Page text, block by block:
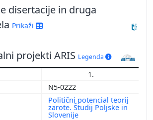
disertacije in druga
Prikaži
projekti ARIS Legenda
1.
N5-0222
Politični potencial teorij
zarote. Študij Poljske in
Slovenije